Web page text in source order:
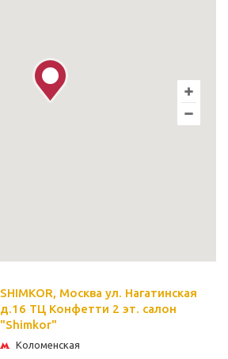
SHIMKOR, Москва ул. Нагатинская
д.16 ТЦ Конфетти 2 эт. салон
"Shimkor"
Коломенская